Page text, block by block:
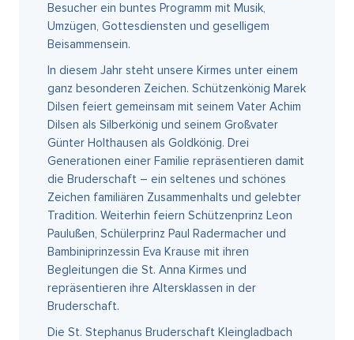
Besucher ein buntes Programm mit Musik,
Umzügen, Gottesdiensten und geselligem
Beisammensein.
In diesem Jahr steht unsere Kirmes unter einem
ganz besonderen Zeichen. Schützenkönig Marek
Dilsen feiert gemeinsam mit seinem Vater Achim
Dilsen als Silberkönig und seinem Großvater
Günter Holthausen als Goldkönig. Drei
Generationen einer Familie repräsentieren damit
die Bruderschaft – ein seltenes und schönes
Zeichen familiären Zusammenhalts und gelebter
Tradition. Weiterhin feiern Schützenprinz Leon
Paulußen, Schülerprinz Paul Radermacher und
Bambiniprinzessin Eva Krause mit ihren
Begleitungen die St. Anna Kirmes und
repräsentieren ihre Altersklassen in der
Bruderschaft.
Die St. Stephanus Bruderschaft Kleingladbach